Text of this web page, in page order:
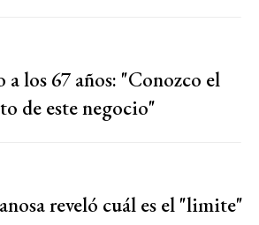
a los 67 años: "Conozco el
de este negocio"
reveló cuál es el "limite"